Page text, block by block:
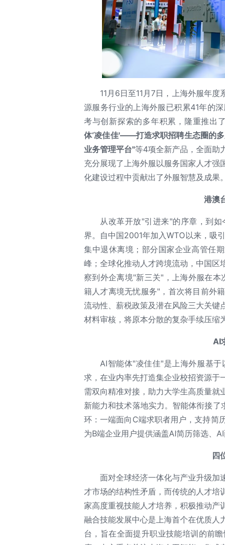
11月6日至11月7日，上海外服年
源服务行业的上海外服已积累41年的
考与创新探索的多年积累，隆重推出
体‘凌佳佳'——打造求职招聘生态圈的
业务管理平台"等4项全新产品，全面助
充分展现了上海外服以服务国家人才
化建设过程中贡献出了外服智慧及成果。
港澳
从改革开放"引进来"的序章，到
界。自中国2001年加入WTO以来，吸
集中退休离境；部分国家企业高管任
峰；全球化推动人才跨境流动，中国区
察到外企离境"新三关"，上海外服在
籍人才离境无忧服务"，首次将目前外
流动性、薪税政策及潜在风险三大关键
材料审核，将原本分散的复杂手续压缩
AI
AI智能体"凌佳佳"是上海外服基
求，在业内率先打造集企业校招资源
需双向精准对接，助力大学生高质量就
新能力和技术落地实力。智能体衔接
环：一端面向C端求职者用户，支持简
为B端企业用户提供涵盖AI简历筛选、
四
面对全球经济一体化与产业升级加
才市场的结构性矛盾，而传统的人才培
家高度重视技能人才培养，积极推动产
融合技能发展中心是上海首个在优质人
台，旨在全面提升职业技能培训的前